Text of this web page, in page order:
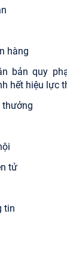
hàng
bản quy
hết hiệu lực
thưởng
tử
tin